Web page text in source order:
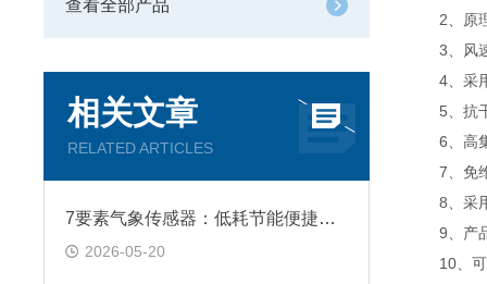
查看全部产品
相关文章
RELATED ARTICLES
7要素气象传感器：低耗节能便捷组网 轻松搭建网格化监测站
2026-05-20
2、原理
3、风速
4、采用
5、抗干
6、高集
7、免维
8、采用
9、产品
10、可